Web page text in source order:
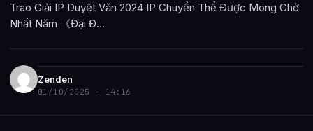
Trao Giải IP Duyệt Văn 2024 IP Chuyển Thể Được Mong Chờ
Nhất Năm 《Đại Đ...
Zenden
01/10/2025 - 14:16